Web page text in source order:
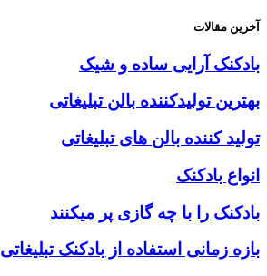
آخرین مقالات
بادکنک آرایی ساده و شیک
بهترین تولیدکننده بالن تبلیغاتی
تولید کننده بالن های تبلیغاتی
انواع بادکنک
بادکنک را با چه گازی پر میکنند
بازه زمانی استفاده از بادکنک تبلیغاتی